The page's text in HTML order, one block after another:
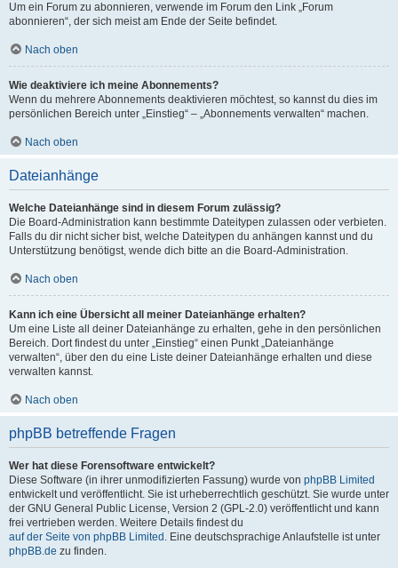
Um ein Forum zu abonnieren, verwende im Forum den Link „Forum
abonnieren“, der sich meist am Ende der Seite befindet.
Nach oben
Wie deaktiviere ich meine Abonnements?
Wenn du mehrere Abonnements deaktivieren möchtest, so kannst du dies im
persönlichen Bereich unter „Einstieg“ – „Abonnements verwalten“ machen.
Nach oben
Dateianhänge
Welche Dateianhänge sind in diesem Forum zulässig?
Die Board-Administration kann bestimmte Dateitypen zulassen oder verbieten.
Falls du dir nicht sicher bist, welche Dateitypen du anhängen kannst und du
Unterstützung benötigst, wende dich bitte an die Board-Administration.
Nach oben
Kann ich eine Übersicht all meiner Dateianhänge erhalten?
Um eine Liste all deiner Dateianhänge zu erhalten, gehe in den persönlichen
Bereich. Dort findest du unter „Einstieg“ einen Punkt „Dateianhänge
verwalten“, über den du eine Liste deiner Dateianhänge erhalten und diese
verwalten kannst.
Nach oben
phpBB betreffende Fragen
Wer hat diese Forensoftware entwickelt?
Diese Software (in ihrer unmodifizierten Fassung) wurde von phpBB Limited
entwickelt und veröffentlicht. Sie ist urheberrechtlich geschützt. Sie wurde unter
der GNU General Public License, Version 2 (GPL-2.0) veröffentlicht und kann
frei vertrieben werden. Weitere Details findest du
auf der Seite von phpBB Limited . Eine deutschsprachige Anlaufstelle ist unter
phpBB.de zu finden.